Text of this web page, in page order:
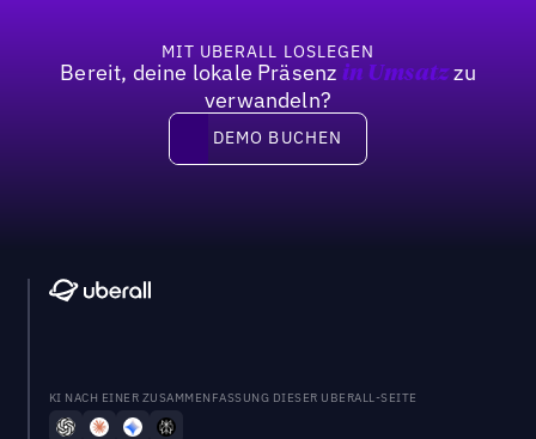
MIT UBERALL LOSLEGEN
Bereit, deine lokale Präsenz in Umsatzzu
verwandeln?
DEMO BUCHEN
DEMO BUCHEN
KI NACH EINER ZUSAMMENFASSUNG DIESER UBERALL-SEITE